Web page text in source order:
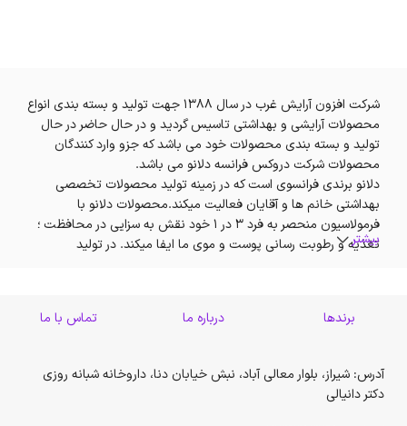
شرکت افزون آرایش غرب در سال 1388 جهت تولید و بسته بندی انواع
محصولات آرایشی و بهداشتی تاسیس گردید و در حال حاضر در حال
تولید و بسته بندی محصولات خود می باشد که جزو وارد کنندگان
محصولات شرکت دروکس فرانسه دلانو می باشد.
دلانو برندی فرانسوی است که در زمینه تولید محصولات تخصصی
بهداشتی خانم ها و آقایان فعالیت میکند.محصولات دلانو با
فرمولاسیون منحصر به فرد 3 در 1 خود نقش به سزایی در محافظت ؛
تغذیه و رطوبت رسانی پوست و موی ما ایفا میکند. در تولید
کرده است.
بیشتر
برندها درباره ما تماس با ما
آدرس: شیراز، بلوار معالی آباد، نبش خیابان دنا، داروخانه شبانه روزی
دکتر دانیالی